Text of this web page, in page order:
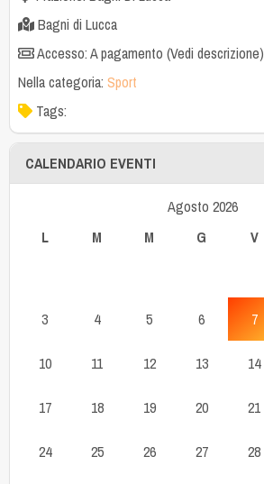
Bagni di Lucca
Accesso: A pagamento (Vedi descrizione)
Nella categoria: Sport
Tags:
CALENDARIO EVENTI
Agosto 2026
L
M M G V
3 4 5 6 7
10 11 12 13 14
17 18 19 20 21
24 25 26 27 28